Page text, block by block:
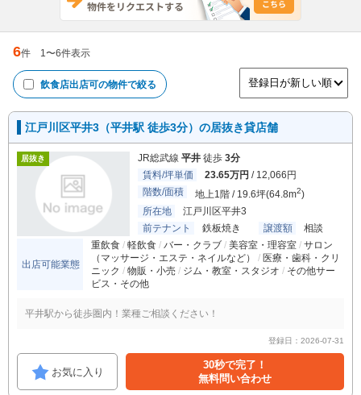
6件 1〜6件表示
飲食店出店可の物件で絞る
江戸川区平井3（平井駅 徒歩3分）の居抜き貸店舗
居抜き JR総武線 平井 徒歩 3分
賃料/坪単価
23.65万円 / 12,066円
階数/面積
地上1階 / 19.6坪(64.8m2)
所在地
江戸川区平井3
前テナント
鉄板焼き 譲渡額 相談
出店可能業態
重飲食 軽飲食 バー・クラブ 美容室・理容室
サロン
（マッサージ・エステ・ネイルなど）
医療・歯科・クリ
ニック
物販・小売 ジム・教室・スタジオ
その他サー
ビス・その他
平井駅から徒歩圏内！業種ご相談ください！
登録日：2026-07-31
お気に入り
30秒で完了！
無料問い合わせ